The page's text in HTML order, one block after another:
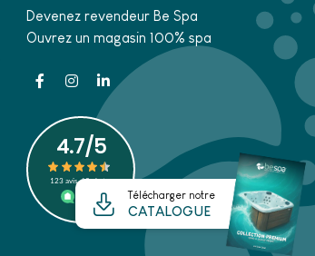
Devenez revendeur Be Spa
Ouvrez un magasin 100% spa
Télécharger notre
CATALOGUE